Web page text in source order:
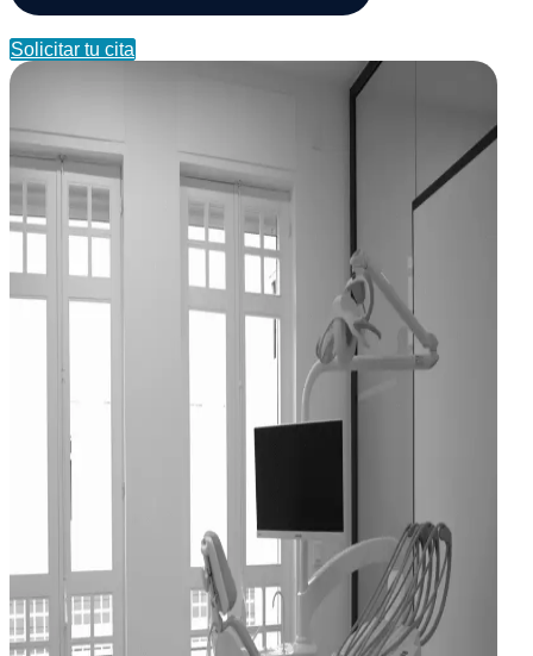
Solicitar tu cita